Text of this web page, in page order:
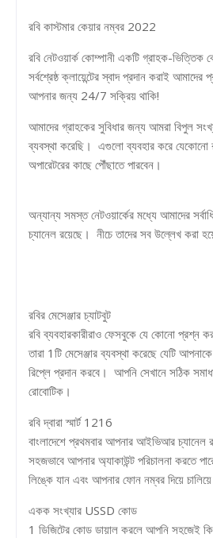
রবি কাস্টমার কেয়ার নম্বর 2022
রবি নেটওয়ার্ক কোম্পানী একটি গ্রাহক-ভিত্তিক
সর্বশ্রেষ্ঠ ক্লায়েন্টের স্বাদ প্রদান করাই
আপনার জন্য 24/7 সক্রিয় থাকি!
আমাদের গ্রাহকের সুবিধার জন্য আমরা বিপুল
ব্যবস্থা করেছি। এগুলো ব্যবহার করে যেকোনো
অপারেটরের কাছে পৌঁছাতে পারবেন।
অন্যান্য সমস্ত নেটওয়ার্কের মধ্যে আমাদের
চ্যানেল রয়েছে। নীচে তাদের সব উল্লেখ করা
রবির মেসেঞ্জার চ্যাটবুট
রবি ব্যবহারকারীরাও ফেসবুকে যে কোনো প্রশ্ন
তারা 1টি মেসেঞ্জার ব্যবস্থা করেছে যেটি
রিপ্লে প্রদান করবে। আপনি সেখানে সঠিক
রোবোটিক।
রবি দ্বারা স্মার্ট 1216
বাংলাদেশে প্রথমবার আপনার আইভিআর চ্যানেল
সহজভাবে আপনার অ্যাকাউন্ট পরিচালনা করতে
লিঙ্কে যান এবং আপনার ফোন নম্বর দিয়ে
একক সংখ্যার USSD কোড
1 ডিজিটের কোড ডায়াল করলে আপনি সহজেই